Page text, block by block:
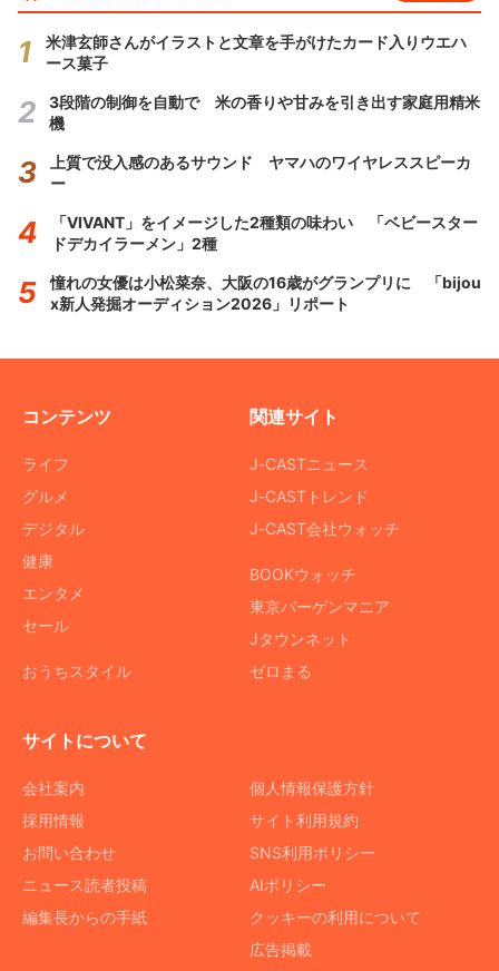
米津玄師さんがイラストと文章を手がけたカード入りウエハ
ース菓子
3段階の制御を自動で 米の香りや甘みを引き出す家庭用精米
機
上質で没入感のあるサウンド ヤマハのワイヤレススピーカ
ー
「VIVANT」をイメージした2種類の味わい 「ベビースター
ドデカイラーメン」2種
憧れの女優は小松菜奈、大阪の16歳がグランプリに 「bijou
x新人発掘オーディション2026」リポート
コンテンツ
ライフ
グルメ
デジタル
健康
エンタメ
セール
おうちスタイル
関連サイト
J-CASTニュース
J-CASTトレンド
J-CAST会社ウォッチ
BOOKウォッチ
東京バーゲンマニア
Jタウンネット
ゼロまる
サイトについて
会社案内
採用情報
お問い合わせ
ニュース読者投稿
編集長からの手紙
個人情報保護方針
サイト利用規約
SNS利用ポリシー
AIポリシー
クッキーの利用について
広告掲載